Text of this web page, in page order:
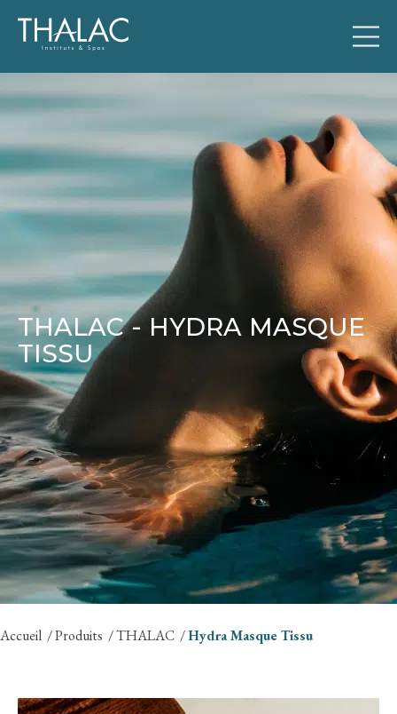
THALAC - HYDRA MASQUE
TISSU
Accueil Produits THALAC Hydra Masque Tissu